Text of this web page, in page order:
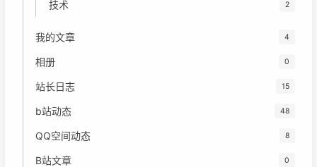
技术 2
我的文章 4
相册 0
站长日志 15
b站动态 48
QQ空间动态 8
B站文章 0